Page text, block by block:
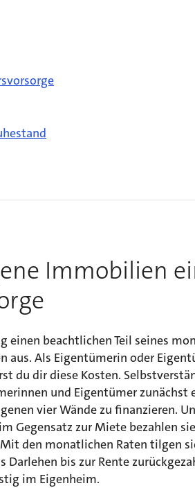
Immobilien
beachtlichen Teil seines
aus. Als Eigentümerin oder
du dir diese Kosten.
und Eigentümer zunächst
vier Wände zu finanzieren.
Gegensatz zur Miete bezahlen
Mit den monatlichen Raten tilgen
Darlehen bis zur Rente
im Eigenheim.